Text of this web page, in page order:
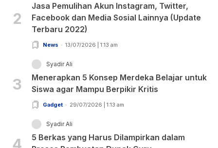
2
Jasa Pemulihan Akun Instagram, Twitter,
Facebook dan Media Sosial Lainnya (Update
Terbaru 2022)
News 13/07/2026 | 1:13 am
3
Syadir Ali
Menerapkan 5 Konsep Merdeka Belajar untuk
Siswa agar Mampu Berpikir Kritis
Gadget 29/07/2026 | 1:13 am
4
Syadir Ali
5 Berkas yang Harus Dilampirkan dalam